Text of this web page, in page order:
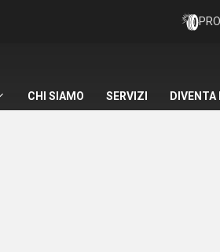
CHI SIAMO SERVIZI DIVENTA